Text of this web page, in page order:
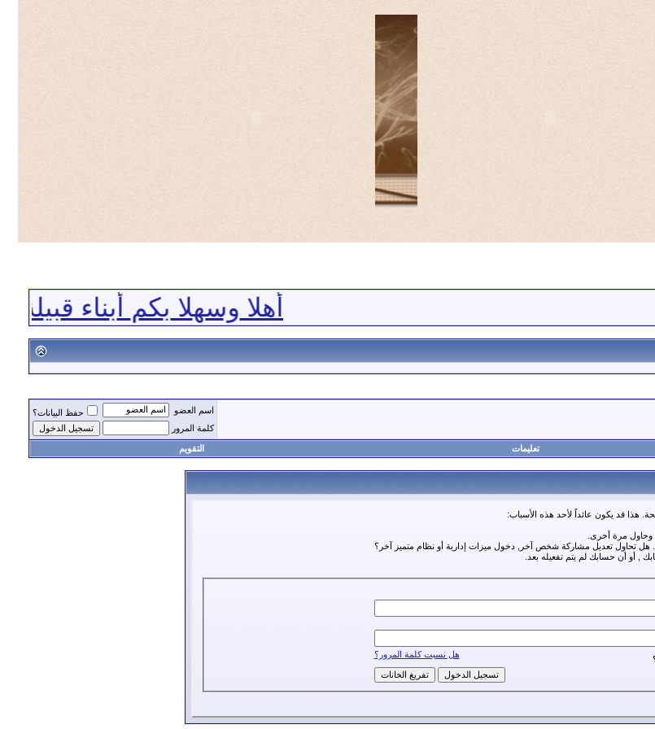
أهلا وسهلا بكم أبناء
اسم العضو
حفظ البيانات؟
كلمة المرور
تعليمات التقويم
هذا قد يكون عائداً لأحد هذه الأسباب:
وحاول مرة أخرى.
هل تحاول تعديل مشاركة شخص آخر, دخول ميزات إدارية أو نظام متميز آخر؟
, أو أن حسابك لم يتم تفعيله بعد.
هل نسيت كلمة المرور؟